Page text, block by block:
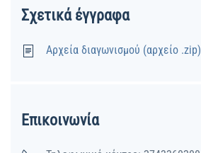
Σχετικά έγγραφα
Αρχεία διαγωνισμού (αρχείο .zip)
Επικοινωνία